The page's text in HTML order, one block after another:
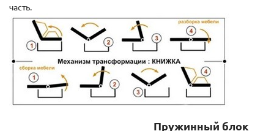
часть.
Пружинный блок